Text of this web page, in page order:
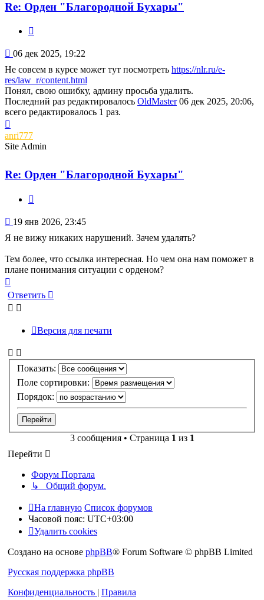
Re: Орден "Благородной Бухары"
Сообщение
06 дек 2025, 19:22
Не совсем в курсе может тут посмотреть https://nlr.ru/e-
res/law_r/content.html
Понял, свою ошибку, админу просьба удалить.
Последний раз редактировалось OldMaster06 дек 2025, 20:06,
всего редактировалось 1 раз.
к
началу
anri777
Site Admin
Re: Орден "Благородной Бухары"
Сообщение
19 янв 2026, 23:45
Я не вижу никаких нарушений. Зачем удалять?
Тем более, что ссылка интересная. Но чем она нам поможет в
плане понимания ситуации с орденом?
к
началу
Ответить
Версия для печати
Показать:
Поле сортировки:
Порядок:
3 сообщения • Страница 1из 1
Перейти
Форум Портала
↳ Общий форум.
На главную Список форумов
Часовой пояс: UTC+03:00
Удалить cookies
Создано на основе phpBB® Forum Software © phpBB Limited
Русская поддержка phpBB
Конфиденциальность | Правила